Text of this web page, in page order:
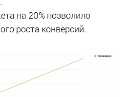
на 20% позволило
роста конверсий.